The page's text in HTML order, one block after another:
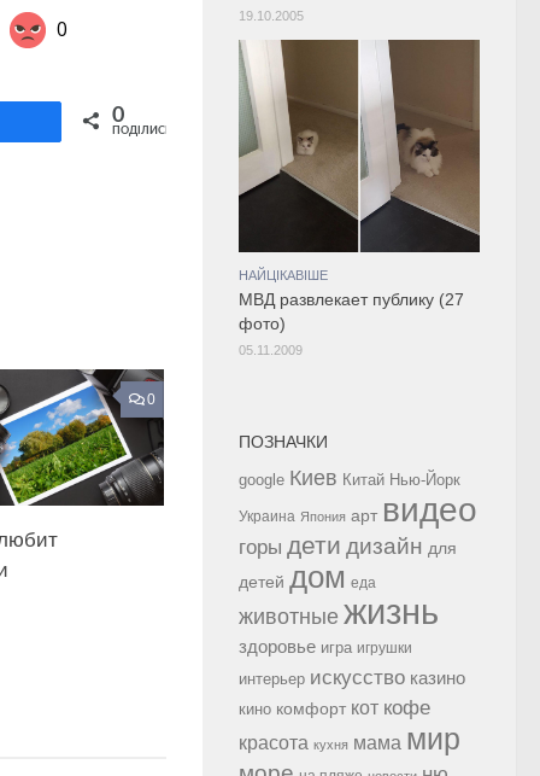
0
on Twitter 0
ПОДІЛИСЬ
0
19.10.2005
НАЙЦІКАВІШЕ
МВД развлекает публику (27
фото)
05.11.2009
ПОЗНАЧКИ
google Киев Китай Нью-Йорк
Украина Япония арт видео
горы дети дизайн для
детей дом еда
животные жизнь
здоровье игра игрушки
интерьер искусство казино
кино комфорт кот кофе
красота кухня мама мир